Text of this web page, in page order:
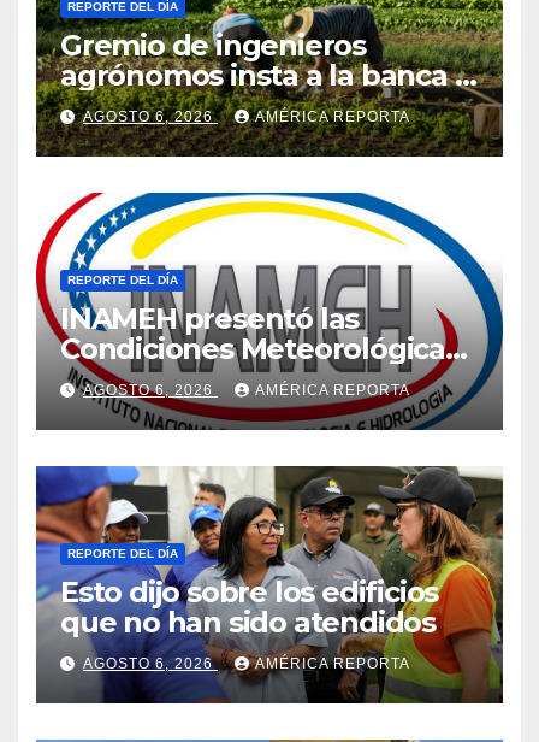
REPORTE DEL DÍA
Gremio de ingenieros
agrónomos insta a la banca a
financiar la agricultura
familiar
AGOSTO 6, 2026 AMÉRICA REPORTA
REPORTE DEL DÍA
INAMEH presentó las
Condiciones Meteorológicas
para las próximas 24 horas,
de este jueves 6 de agosto
2026
AGOSTO 6, 2026 AMÉRICA REPORTA
REPORTE DEL DÍA
Esto dijo sobre los edificios
que no han sido atendidos
AGOSTO 6, 2026 AMÉRICA REPORTA